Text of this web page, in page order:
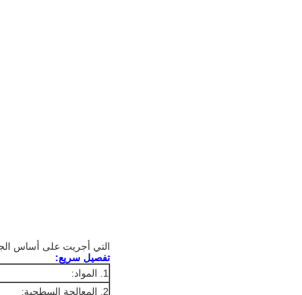
التي أجريت على أساس
تفصيل سريع:
1. المواد:
2. المعالجة السطحية: